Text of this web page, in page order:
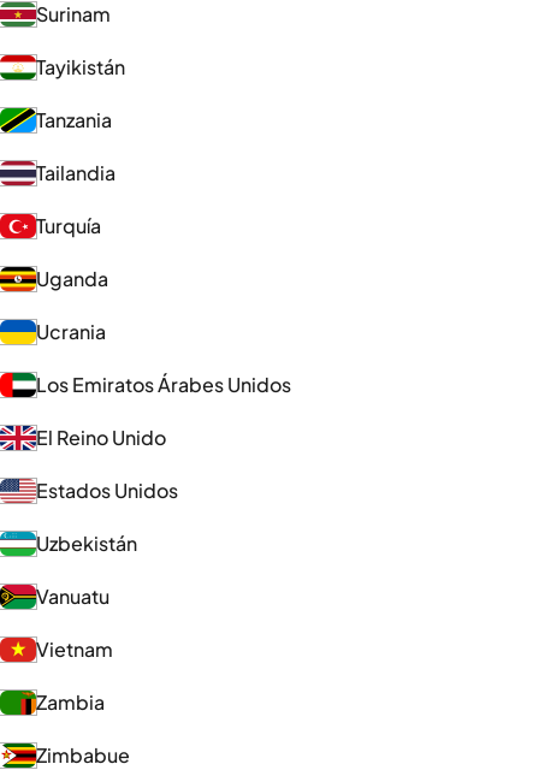
Surinam
Tayikistán
Tanzania
Tailandia
Turquía
Uganda
Ucrania
Los Emiratos Árabes Unidos
El Reino Unido
Estados Unidos
Uzbekistán
Vanuatu
Vietnam
Zambia
Zimbabue